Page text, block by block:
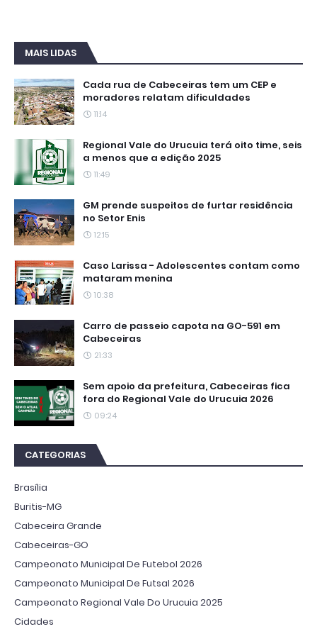
MAIS LIDAS
Cada rua de Cabeceiras tem um CEP e
moradores relatam dificuldades
11:14
Regional Vale do Urucuia terá oito time, seis
a menos que a edição 2025
11:49
GM prende suspeitos de furtar residência
no Setor Enis
12:15
Caso Larissa - Adolescentes contam como
mataram menina
10:38
Carro de passeio capota na GO-591 em
Cabeceiras
21:33
Sem apoio da prefeitura, Cabeceiras fica
fora do Regional Vale do Urucuia 2026
09:24
CATEGORIAS
Brasília
Buritis-MG
Cabeceira Grande
Cabeceiras-GO
Campeonato Municipal De Futebol 2026
Campeonato Municipal De Futsal 2026
Campeonato Regional Vale Do Urucuia 2025
Cidades